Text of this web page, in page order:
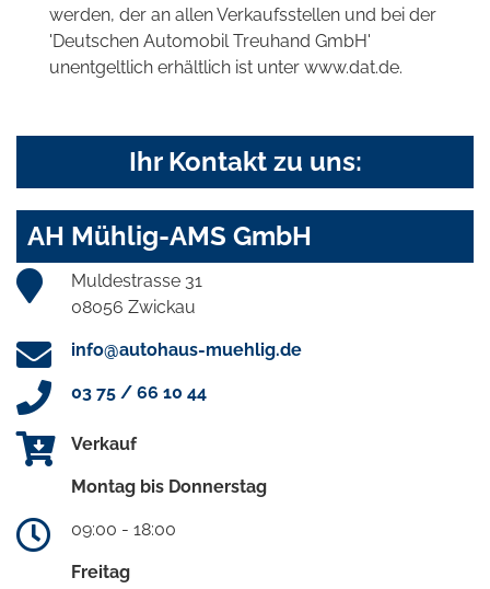
werden, der an allen Verkaufsstellen und bei der
'Deutschen Automobil Treuhand GmbH'
unentgeltlich erhältlich ist unter www.dat.de.
Ihr Kontakt zu uns:
AH Mühlig-AMS GmbH
Muldestrasse 31
08056 Zwickau
info@autohaus-muehlig.de
03 75 / 66 10 44
Verkauf
Montag bis Donnerstag
09:00 - 18:00
Freitag